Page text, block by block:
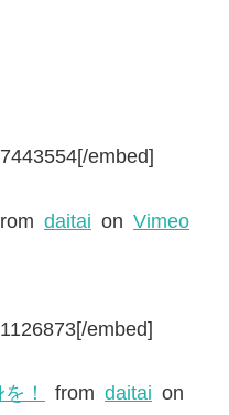
embed]
daitai on Vimeo
embed]
！ from daitai on